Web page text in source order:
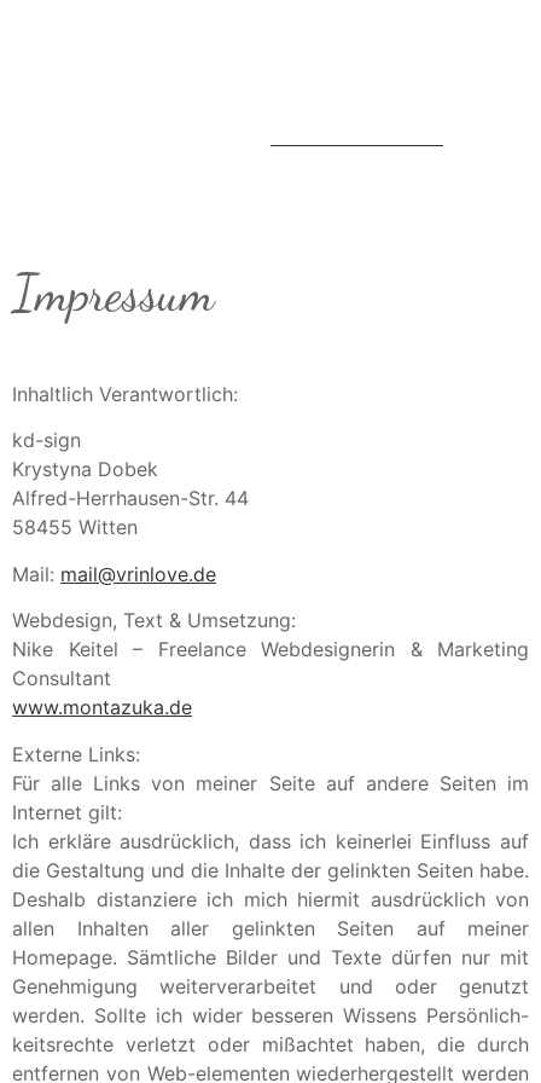
Impressum
Inhaltlich Verantwortlich:
kd-sign
Krystyna Dobek
Alfred-Herrhausen-Str. 44
58455 Witten
Mail: mail@vrinlove.de
Webdesign, Text & Umsetzung:
Nike Keitel – Freelance Webdesignerin & Marketing
Consultant
www.montazuka.de
Externe Links:
Für alle Links von meiner Seite auf andere Seiten im
Internet gilt:
Ich erkläre ausdrücklich, dass ich keinerlei Einfluss auf
die Gestaltung und die Inhalte der gelinkten Seiten habe.
Deshalb distanziere ich mich hiermit ausdrücklich von
allen Inhalten aller gelinkten Seiten auf meiner
Homepage. Sämtliche Bilder und Texte dürfen nur mit
Genehmigung weiterverarbeitet und oder genutzt
werden. Sollte ich wider besseren Wissens Persönlich-
keitsrechte verletzt oder mißachtet haben, die durch
entfernen von Web-elementen wiederhergestellt werden